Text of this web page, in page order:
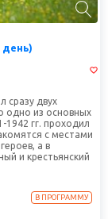
день)
сразу двух
одно из основных
1942 гг. проходил
с местами
а в
и крестьянский
В ПРОГРАММУ